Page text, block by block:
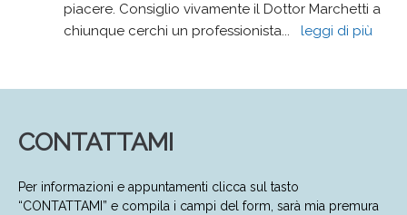
piacere. Consiglio vivamente il Dottor Marchetti a
chiunque cerchi un professionista... leggi di più
CONTATTAMI
Per informazioni e appuntamenti clicca sul tasto
“CONTATTAMI” e compila i campi del form, sarà mia premura